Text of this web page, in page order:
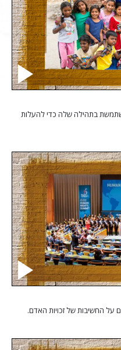
בתהילה שלה כדי להעלות
על החשיבות של זכויות האדם.